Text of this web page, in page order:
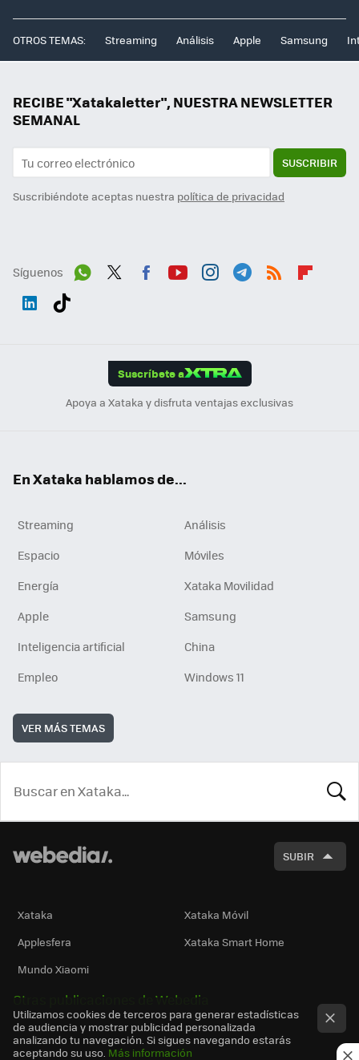
OTROS TEMAS: Streaming Análisis Apple Samsung
RECIBE "Xatakaletter", NUESTRA NEWSLETTER
SEMANAL
SUSCRIBIR
Suscribiéndote aceptas nuestra política de privacidad
Síguenos
Suscríbete a
Apoya a Xataka y disfruta ventajas exclusivas
En Xataka hablamos de...
Streaming
Análisis
Espacio
Móviles
Energía
Xataka Movilidad
Apple
Samsung
Inteligencia artificial
China
Empleo
Windows 11
VER MÁS TEMAS
SUBIR
Xataka
Xataka Móvil
Applesfera
Xataka Smart Home
Mundo Xiaomi
Otras publicaciones de Webedia
Utilizamos cookies de terceros para generar estadísticas
de audiencia y mostrar publicidad personalizada
analizando tu navegación. Si sigues navegando estarás
aceptando su uso. Más información